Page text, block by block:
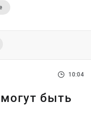
10:04
быть